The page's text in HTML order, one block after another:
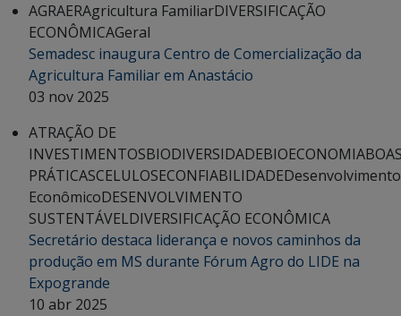
AGRAERAgricultura FamiliarDIVERSIFICAÇÃO
ECONÔMICAGeral
Semadesc inaugura Centro de Comercialização da
Agricultura Familiar em Anastácio
03 nov 2025
ATRAÇÃO DE
INVESTIMENTOSBIODIVERSIDADEBIOECONOMIA
PRÁTICASCELULOSECONFIABILIDADEDesenvolvimento
EconômicoDESENVOLVIMENTO
SUSTENTÁVELDIVERSIFICAÇÃO ECONÔMICA
Secretário destaca liderança e novos caminhos da
produção em MS durante Fórum Agro do LIDE na
Expogrande
10 abr 2025